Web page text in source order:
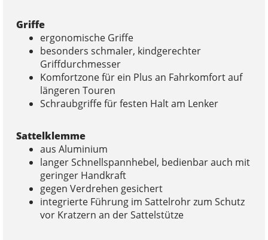
Griffe
ergonomische Griffe
besonders schmaler, kindgerechter
Griffdurchmesser
Komfortzone für ein Plus an Fahrkomfort auf
längeren Touren
Schraubgriffe für festen Halt am Lenker
Sattelklemme
aus Aluminium
langer Schnellspannhebel, bedienbar auch mit
geringer Handkraft
gegen Verdrehen gesichert
integrierte Führung im Sattelrohr zum Schutz
vor Kratzern an der Sattelstütze